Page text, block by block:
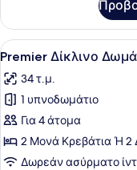
View)
Δωμάτιο
(Queen
Atrium
Προβολή
όλων
των
φωτογραφιών
για
Premier
Δίκλινο
5
Premier Δίκλινο
34 τ.μ.
1 υπνοδωμάτιο
Για 4 άτομα
2 Μονά Κρεβάτια Ή 2
Δωρεάν ασύρματο